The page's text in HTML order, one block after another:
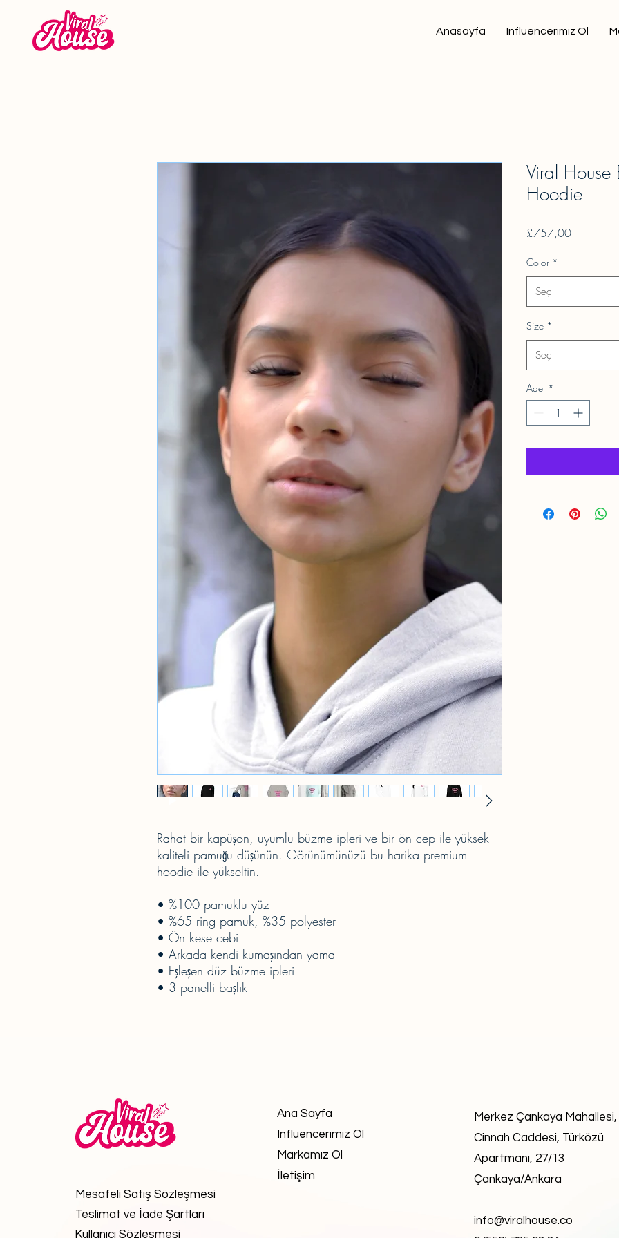
Anasayfa Influencerımız Ol
Rahat bir kapüşon, uyumlu büzme ipleri ve bir ön cep ile yüksek
kaliteli pamuğu düşünün. Görünümünüzü bu harika premium
hoodie ile yükseltin.
• %100 pamuklu yüz
• %65 ring pamuk, %35 polyester
• Ön kese cebi
• Arkada kendi kumaşından yama
• Eşleşen düz büzme ipleri
• 3 panelli başlık
Viral House
Hoodie
£757,00Fiyat
Color *
Seç
Size *
Seç
Adet *
Mesafeli Satış Sözleşmesi
Teslimat ve İade Şartları
Kullanıcı Sözleşmesi
Ana Sayfa
Influencerımız Ol
Markamız Ol
İletişim
Merkez Çankaya Mahallesi,
Cinnah Caddesi, Türközü
Apartmanı, 27/13
Çankaya/Ankara
info@viralhouse.co